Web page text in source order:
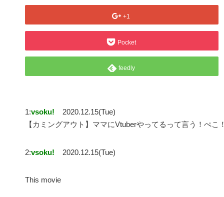
+1
Pocket
feedly
1:vsoku!
2020.12.15(Tue)
【カミングアウト】ママにVtuberやってるって言う！ぺ
2:vsoku! 2020.12.15(Tue)
This movie